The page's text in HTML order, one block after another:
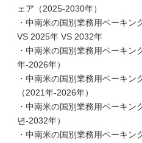
ェア（2025-2030年）
・中南米の国別業務用ベーキ
VS 2025年 VS 2032年
・中南米の国別業務用ベーキン
年-2026年）
・中南米の国別業務用ベーキ
（2021年-2026年）
・中南米の国別業務用ベーキ
년-2032年）
・中南米の国別業務用ベーキ